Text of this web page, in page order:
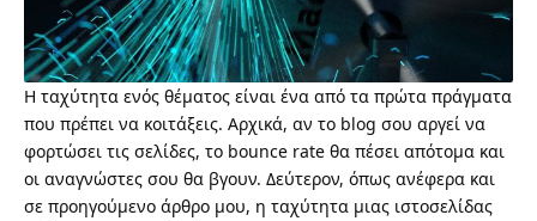
Η ταχύτητα ενός θέματος είναι ένα από τα πρώτα πράγματα
που πρέπει να κοιτάξεις. Αρχικά, αν το blog σου αργεί να
φορτώσει τις σελίδες, το bounce rate θα πέσει απότομα και
οι αναγνώστες σου θα βγουν. Δεύτερον, όπως ανέφερα και
σε προηγούμενο άρθρο μου, η ταχύτητα μιας ιστοσελίδας